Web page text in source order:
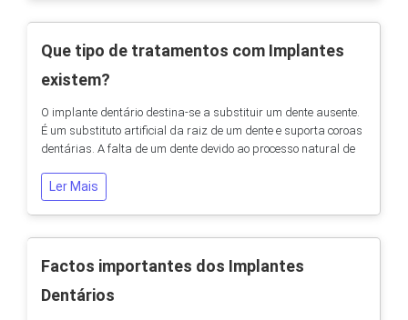
Que tipo de tratamentos com Implantes
existem?
O implante dentário destina-se a substituir um dente ausente.
É um substituto artificial da raiz de um dente e suporta coroas
dentárias. A falta de um dente devido ao processo natural de
nível estético, funcional e, a longo prazo, pode se tornar um
problema de saúde. Para resolver estes casos existem
Ler Mais
Factos importantes dos Implantes
Dentários